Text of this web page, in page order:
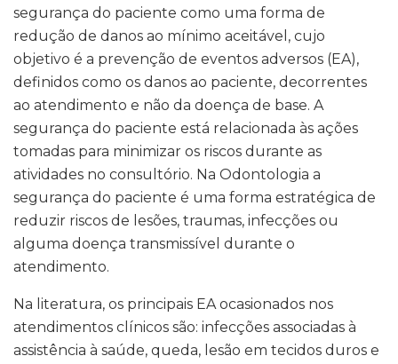
segurança do paciente como uma forma de
redução de danos ao mínimo aceitável, cujo
objetivo é a prevenção de eventos adversos (EA),
definidos como os danos ao paciente, decorrentes
ao atendimento e não da doença de base. A
segurança do paciente está relacionada às ações
tomadas para minimizar os riscos durante as
atividades no consultório. Na Odontologia a
segurança do paciente é uma forma estratégica de
reduzir riscos de lesões, traumas, infecções ou
alguma doença transmissível durante o
atendimento.
Na literatura, os principais EA ocasionados nos
atendimentos clínicos são: infecções associadas à
assistência à saúde, queda, lesão em tecidos duros e